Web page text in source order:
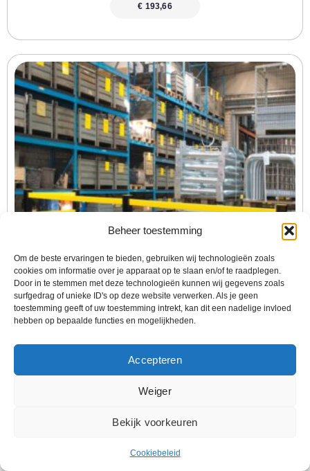
Beheer toestemming
Om de beste ervaringen te bieden, gebruiken wij technologieën zoals
cookies om informatie over je apparaat op te slaan en/of te raadplegen.
Door in te stemmen met deze technologieën kunnen wij gegevens zoals
surfgedrag of unieke ID's op deze website verwerken. Als je geen
toestemming geeft of uw toestemming intrekt, kan dit een nadelige invloed
hebben op bepaalde functies en mogelijkheden.
Accepteren
Weiger
Bekijk voorkeuren
Cookiebeleid
€ 193,66
Veiligheidsrailing
GRONDBALKEN Staal Met Kunststof 1250mm